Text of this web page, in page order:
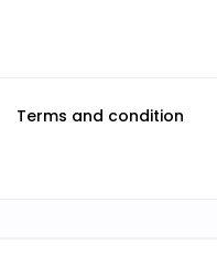
Terms and condition